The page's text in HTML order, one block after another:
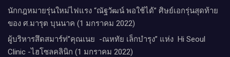
นักกฎหมายรุ่นใหม่ไฟแรง “ณัฐวัฒน์ พอใช้ได้” ศิษย์เอกรุ่นสุดท้าย
ของ ศ.มารุต บุนนาค (1 มกราคม 2022)
ผู้บริหารสึดสมาร์ท่”คุณเนย -ณหทัย เล็กบำรุง” แห่ง Hi Seoul
Clinic -ไฮโซลคลินิก (1 มกราคม 2022)